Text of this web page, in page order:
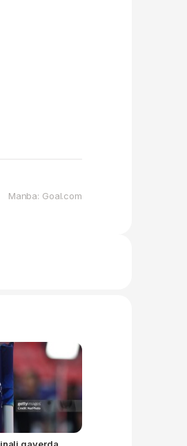
Manba: Goal.com
qayerda